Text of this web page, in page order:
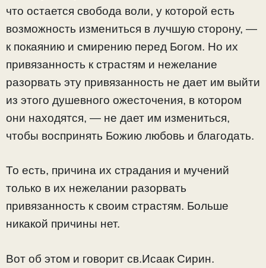
что остается свобода воли, у которой есть
возможность измениться в лучшую сторону, —
к покаянию и смирению перед Богом. Но их
привязанность к страстям и нежелание
разорвать эту привязанность не дает им выйти
из этого душевного ожесточения, в котором
они находятся, — не дает им измениться,
чтобы воспринять Божию любовь и благодать.
То есть, причина их страдания и мучений
только в их нежелании разорвать
привязанность к своим страстям. Больше
никакой причины нет.
Вот об этом и говорит св.Исаак Сирин.